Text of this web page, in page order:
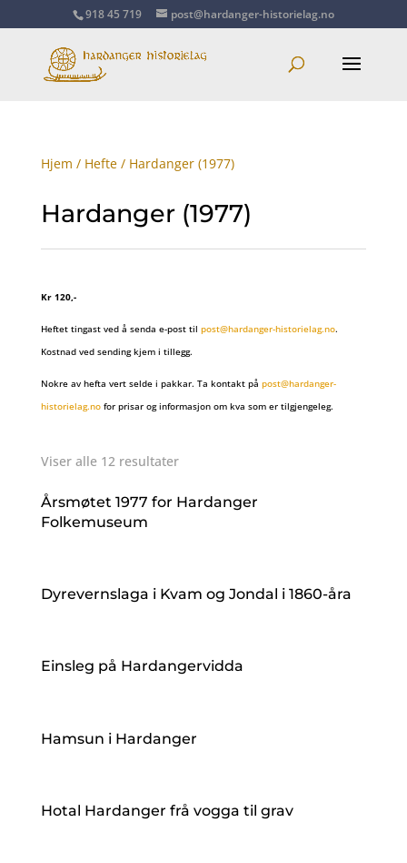
918 45 719 post@hardanger-historielag.no
Hjem / Hefte/ Hardanger (1977)
Hardanger (1977)
Kr 120,-
Heftet tingast ved å senda e-post til post@hardanger-historielag.no.
Kostnad ved sending kjem i tillegg.
Nokre av hefta vert selde i pakkar. Ta kontakt på post@hardanger-
historielag.nofor prisar og informasjon om kva som er tilgjengeleg.
Viser alle 12 resultater
Årsmøtet 1977 for Hardanger
Folkemuseum
Dyrevernslaga i Kvam og Jondal i 1860-åra
Einsleg på Hardangervidda
Hamsun i Hardanger
Hotal Hardanger frå vogga til grav